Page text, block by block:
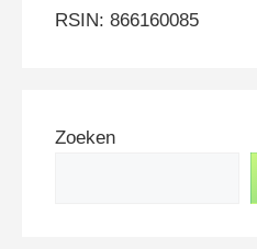
RSIN: 866160085
Zoeken